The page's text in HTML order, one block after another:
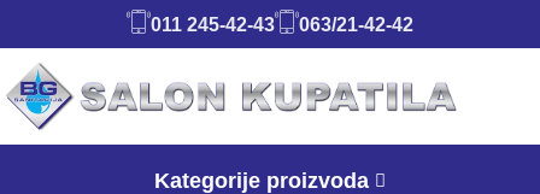
011 245-42-43 063/21-42-42
Kategorije proizvoda